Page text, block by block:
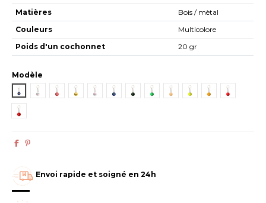
Matières
Bois / mètal
Couleurs
Multicolore
Poids d'un cochonnet
20 gr
Modèle
STC-CD9964_01
STC-CD9964_02
STC-CD9964_03
STC-CD9964_04
STC-CD9964_05
STC-CD9964_06
STC-CD9964_07
STC-CD9964_08
STC-CD9964_09
STC-CD9964_10
STC-CD9964_11
STC-
STC-CD9964_13
Envoi rapide et soigné en 24h